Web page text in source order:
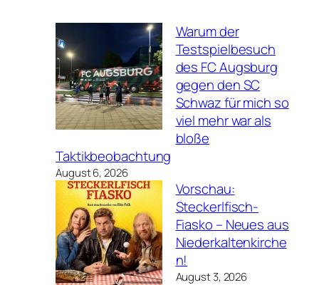
Warum der
Testspielbesuch
des FC Augsburg
gegen den SC
Schwaz für mich so
viel mehr war als
bloße
Taktikbeobachtung
August 6, 2026
Vorschau:
Steckerlfisch-
Fiasko – Neues aus
Niederkaltenkirche
n!
August 3, 2026